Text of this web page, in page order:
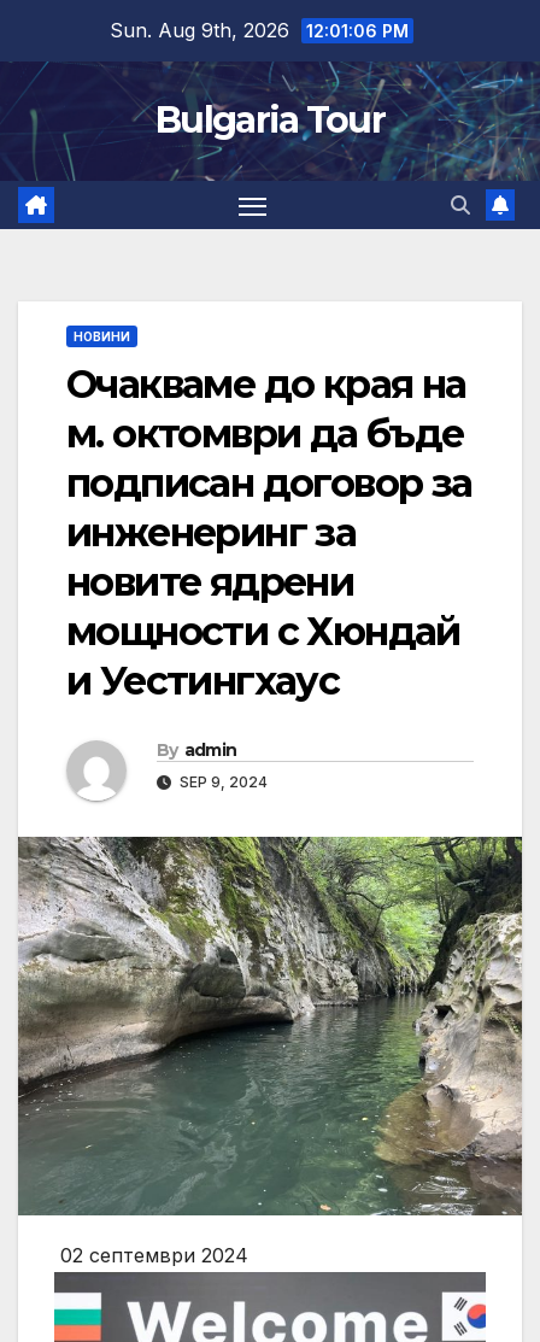
content
Sun. Aug 9th, 2026 12:01:07 PM
Bulgaria Tour
НОВИНИ
Очакваме до края на
м. октомври да бъде
подписан договор за
инженеринг за
новите ядрени
мощности с Хюндай
и Уестингхаус
By admin
SEP 9, 2024
02 септември 2024